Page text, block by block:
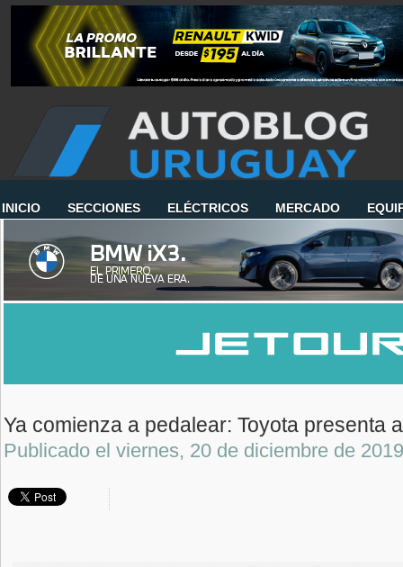
INICIO SECCIONES ELÉCTRICOS MERCADO
Ya comienza a pedalear: Toyota presenta
Publicado el viernes, 20 de diciembre de 2019